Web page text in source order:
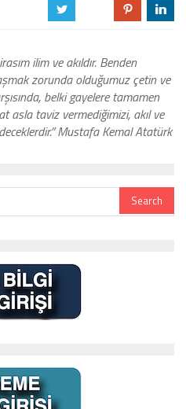
a d j
ilim ve akıldır. Benden
zorunda olduğumuz çetin ve
belki gayelere tamamen
asla taviz vermediğimizi, akıl ve
Mustafa Kemal Atatürk